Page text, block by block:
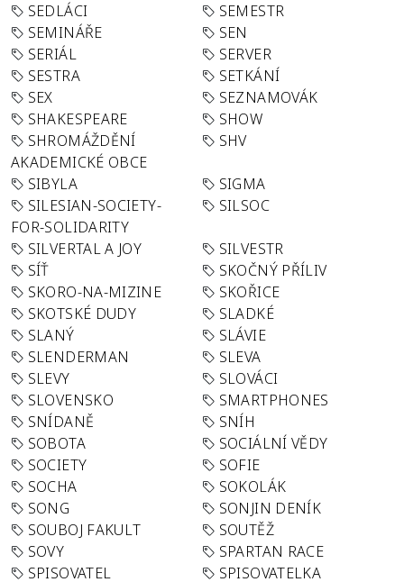
SEDLÁCI
SEMESTR
SEMINÁŘE
SEN
SERIÁL
SERVER
SESTRA
SETKÁNÍ
SEX
SEZNAMOVÁK
SHAKESPEARE
SHOW
SHROMÁŽDĚNÍ
AKADEMICKÉ OBCE
SHV
SIBYLA
SIGMA
SILESIAN-SOCIETY-
FOR-SOLIDARITY
SILSOC
SILVERTAL A JOY
SILVESTR
SÍŤ
SKOČNÝ PŘÍLIV
SKORO-NA-MIZINE
SKOŘICE
SKOTSKÉ DUDY
SLADKÉ
SLANÝ
SLÁVIE
SLENDERMAN
SLEVA
SLEVY
SLOVÁCI
SLOVENSKO
SMARTPHONES
SNÍDANĚ
SNÍH
SOBOTA
SOCIÁLNÍ VĚDY
SOCIETY
SOFIE
SOCHA
SOKOLÁK
SONG
SONJIN DENÍK
SOUBOJ FAKULT
SOUTĚŽ
SOVY
SPARTAN RACE
SPISOVATEL
SPISOVATELKA